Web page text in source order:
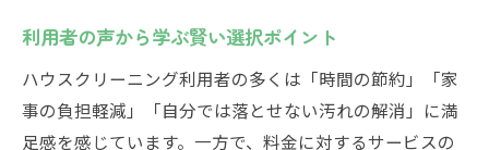
スポット利用が家事効率化の鍵になる理由
ハウスクリーニング比較時の重要ポイント
口コミや評判を活かしたサービス選び
利用者の声から学ぶ賢い選択ポイント
ハウスクリーニング利用者の多くは「時間の節約」「家
事の負担軽減」「自分では落とせない汚れの解消」に満
足感を感じています。一方で、料金に対するサービスの